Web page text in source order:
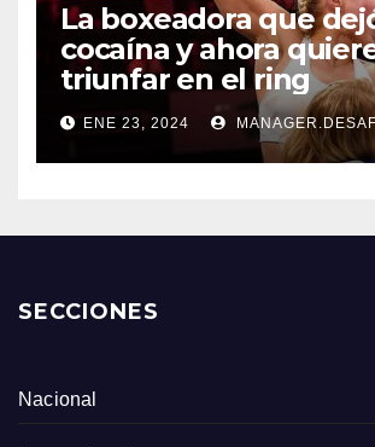
La boxeadora que
cocaína y ahora
triunfar en el ring​
ENE 23, 2024
SECCIONES
Nacional